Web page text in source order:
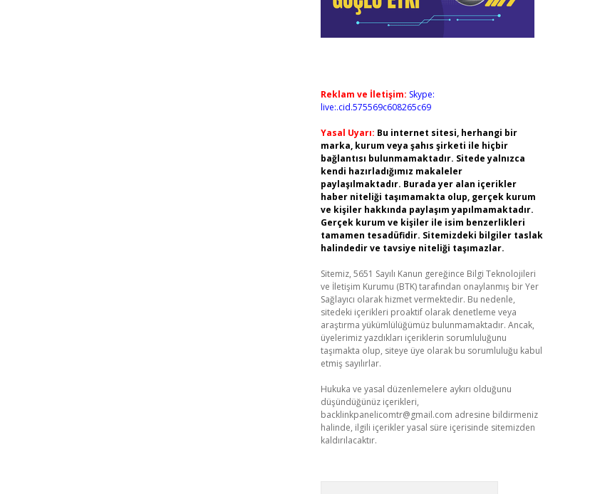
Reklam ve İletişim: Skype:
live:.cid.575569c608265c69
Yasal Uyarı: Bu internet sitesi, herhangi bir
marka, kurum veya şahıs şirketi ile hiçbir
bağlantısı bulunmamaktadır. Sitede yalnızca
kendi hazırladığımız makaleler
paylaşılmaktadır. Burada yer alan içerikler
haber niteliği taşımamakta olup, gerçek kurum
ve kişiler hakkında paylaşım yapılmamaktadır.
Gerçek kurum ve kişiler ile isim benzerlikleri
tamamen tesadüfidir. Sitemizdeki bilgiler taslak
halindedir ve tavsiye niteliği taşımazlar.
Sitemiz, 5651 Sayılı Kanun gereğince Bilgi Teknolojileri
ve İletişim Kurumu (BTK) tarafından onaylanmış bir Yer
Sağlayıcı olarak hizmet vermektedir. Bu nedenle,
sitedeki içerikleri proaktif olarak denetleme veya
araştırma yükümlülüğümüz bulunmamaktadır. Ancak,
üyelerimiz yazdıkları içeriklerin sorumluluğunu
taşımakta olup, siteye üye olarak bu sorumluluğu kabul
etmiş sayılırlar.
Hukuka ve yasal düzenlemelere aykırı olduğunu
düşündüğünüz içerikleri,
backlinkpanelicomtr@gmail.com adresine bildirmeniz
halinde, ilgili içerikler yasal süre içerisinde sitemizden
kaldırılacaktır.